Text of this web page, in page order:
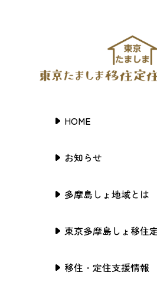
HOME
お知らせ
多摩島しょ地域とは
東京多摩島しょ移住
移住・定住支援情報